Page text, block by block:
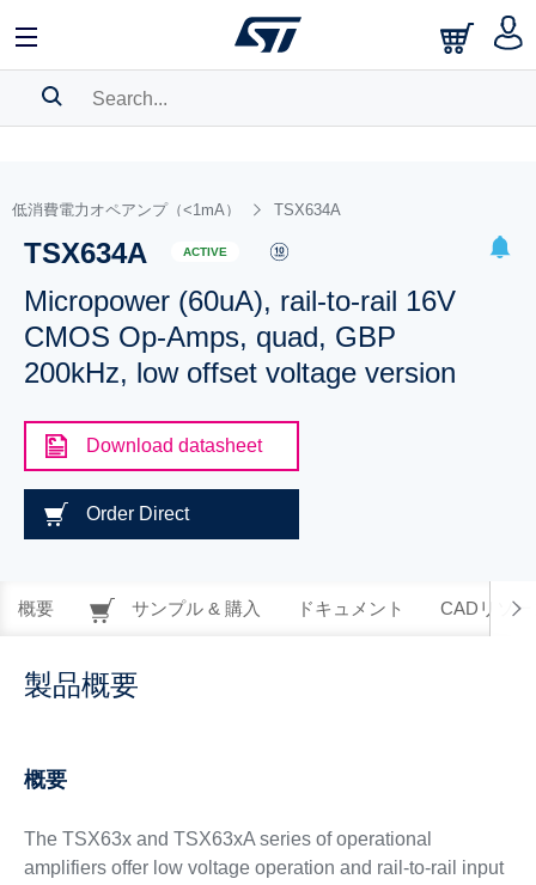
BOOKMARK
Pleaselog into show your saved searches.
低消費電力オペアンプ（<1mA） TSX634A
TSX634A ACTIVE
Micropower (60uA), rail-to-rail 16V
CMOS Op-Amps, quad, GBP
200kHz, low offset voltage version
Download datasheet
Order Direct
概要 サンプル & 購入 ドキュメント CADリソー
製品概要
概要
The TSX63x and TSX63xA series of operational
amplifiers offer low voltage operation and rail-to-rail input